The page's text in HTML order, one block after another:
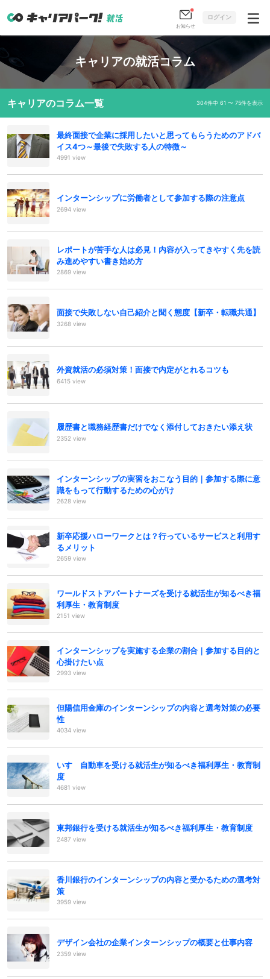
お知らせ
ログイン
キャリアの就活コラム
キャリアのコラム一覧 304件中 61 〜 75件を表示
最終面接で企業に採用したいと思ってもらうためのアドバ
イス4つ～最後で失敗する人の特徴～
4991 view
インターンシップに労働者として参加する際の注意点
2694 view
レポートが苦手な人は必見！内容が入ってきやすく先を読
み進めやすい書き始め方
2869 view
面接で失敗しない自己紹介と聞く態度【新卒・転職共通】
3268 view
外資就活の必須対策！面接で内定がとれるコツも
6415 view
履歴書と職務経歴書だけでなく添付しておきたい添え状
2352 view
インターンシップの実習をおこなう目的｜参加する際に意
識をもって行動するための心がけ
2628 view
新卒応援ハローワークとは？行っているサービスと利用す
るメリット
2659 view
ワールドストアパートナーズを受ける就活生が知るべき福
利厚生・教育制度
2151 view
インターンシップを実施する企業の割合｜参加する目的と
心掛けたい点
2993 view
但陽信用金庫のインターンシップの内容と選考対策の必要
性
4034 view
いすゞ自動車を受ける就活生が知るべき福利厚生・教育制
度
4681 view
東邦銀行を受ける就活生が知るべき福利厚生・教育制度
2487 view
香川銀行のインターンシップの内容と受かるための選考対
策
3959 view
デザイン会社の企業インターンシップの概要と仕事内容
2359 view